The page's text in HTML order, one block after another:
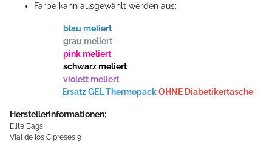
Farbe kann ausgewählt werden aus:
blau meliert
grau meliert
pink meliert
schwarz meliert
violett meliert
Ersatz GEL ThermopackOHNE Diabetikertasche
Herstellerinformationen:
Elite Bags
Vial de los Cipreses 9